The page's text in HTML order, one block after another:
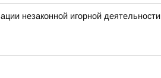
незаконной игорной деятельности